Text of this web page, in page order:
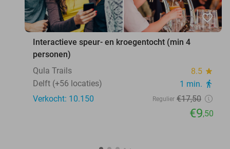
favorite_border
Interactieve speur- en kroegentocht (min 4
personen)
Qula Trails
8.5 star
Delft (+56 locaties) 1 min. directions_walk
Verkocht: 10.150 Regulier €17,50
€9,50